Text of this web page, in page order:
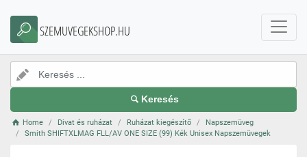
SZEMUVEGEKSHOP.HU
Keresés
Home Divat és ruházat Ruházat kiegészítő
Napszemüveg
Smith SHIFTXLMAG FLL/AV ONE SIZE (99) Kék Unisex Napszemüvegek